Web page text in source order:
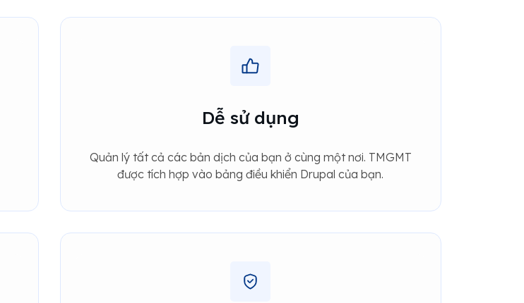
Dễ sử dụng
Quản lý tất cả các bản dịch của bạn ở cùng một nơi. TMGMT
được tích hợp vào bảng điều khiển Drupal của bạn.